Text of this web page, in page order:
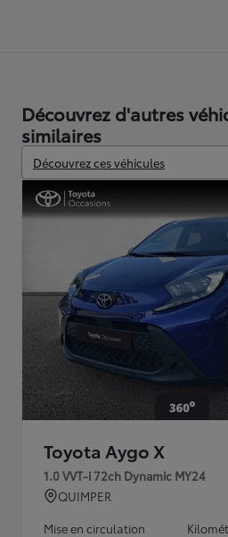
Découvrez d'autres
similaires
Découvrez ces véhicules
Toyota Aygo X
1.0 VVT-i 72ch Dynamic MY24
QUIMPER
Mise en circulation